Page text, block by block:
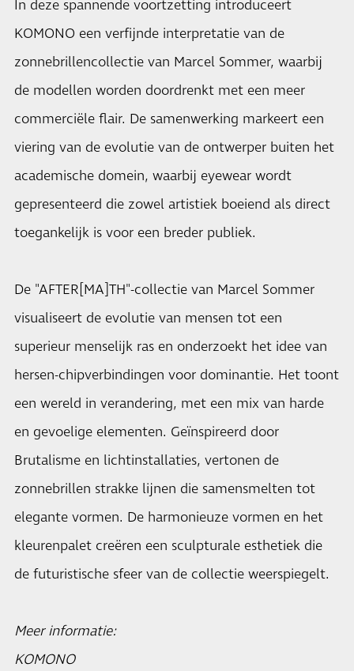
In deze spannende voortzetting introduceert
KOMONO een verfijnde interpretatie van de
zonnebrillencollectie van Marcel Sommer, waarbij
de modellen worden doordrenkt met een meer
commerciële flair. De samenwerking markeert een
viering van de evolutie van de ontwerper buiten het
academische domein, waarbij eyewear wordt
gepresenteerd die zowel artistiek boeiend als direct
toegankelijk is voor een breder publiek.
De "AFTER[MA]TH"-collectie van Marcel Sommer
visualiseert de evolutie van mensen tot een
superieur menselijk ras en onderzoekt het idee van
hersen-chipverbindingen voor dominantie. Het toont
een wereld in verandering, met een mix van harde
en gevoelige elementen. Geïnspireerd door
Brutalisme en lichtinstallaties, vertonen de
zonnebrillen strakke lijnen die samensmelten tot
elegante vormen. De harmonieuze vormen en het
kleurenpalet creëren een sculpturale esthetiek die
de futuristische sfeer van de collectie weerspiegelt.
Meer informatie:
KOMONO